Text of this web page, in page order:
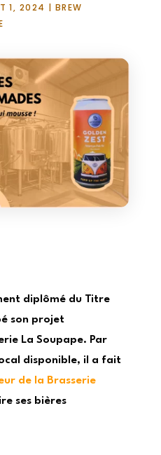
1, 2024 | BREW
diplômé du Titre
son projet
La Soupape. Par
disponible, il a fait
de la Brasserie
ses bières